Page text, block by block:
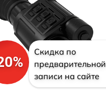
Скидка по
предварительной
записи на сайте